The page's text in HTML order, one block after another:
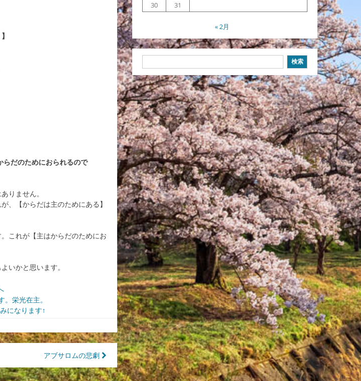
らだのためにおられるので
りません。
、【からだは主のためにある】
これが【主はからだのためにお
いかと思います。
栄光在主。
になります↑
アブサロムの悲劇
30
31
« 2月
索
検索